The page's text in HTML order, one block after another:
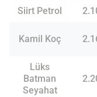
Siirt Petrol
Kamil Koç
Lüks
Batman
Seyahat